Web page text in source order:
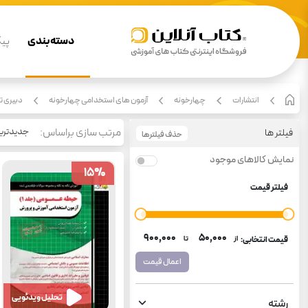
دسته بندی
انتشارات چهارخونه آزمون های استخدامی چهارخونه دبیری
فیلتر ها حذف فیلترها
نمایش کالاهای موجود
فیلتر قیمت
قیمت انتخابی: از ۵۰٬۰۰۰ تا ۹۰۰٬۰۰۰
اعمال قیمت
رشته
مرتب سازی براساس:
تحلیل ویدئویی
15%
15%